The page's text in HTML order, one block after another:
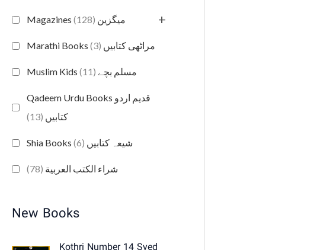
Magazines میگزین (128) +
Marathi Books مراٹھی کتابیں (3)
Muslim Kids مسلم بچے (11)
Qadeem Urdu Books قدیم اردو
کتابیں (13)
Shia Books شیعہ کتابیں (6)
شراء الكتب العربية (78)
New Books